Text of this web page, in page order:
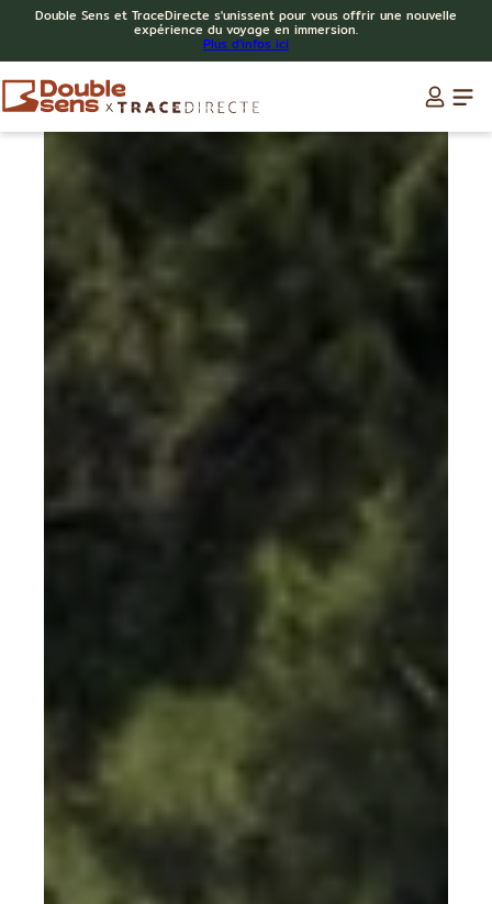
Double Sens et TraceDirecte s'unissent pour vous offrir une nouvelle
expérience du voyage en immersion.
Plus d'infos ici